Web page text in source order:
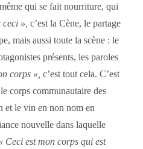
qui se fait nourriture, qui
ceci », c’est la Cène, le partage
mais aussi toute la scène : le
présents, les paroles
corps », c’est tout cela. C’est
corps communautaire des
et le vin en non nom en
nouvelle dans laquelle
Ceci est mon corps qui est